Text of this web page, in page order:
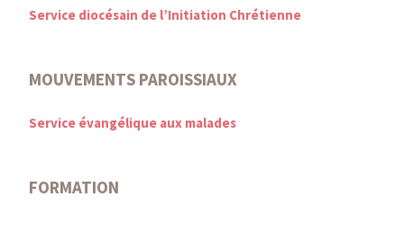
Service diocésain de l’Initiation Chrétienne
MOUVEMENTS PAROISSIAUX
Service évangélique aux malades
FORMATION